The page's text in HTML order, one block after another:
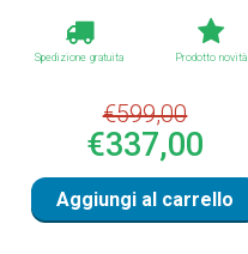
Spedizione gratuita Prodotto novità
€599,00
€337,00
Aggiungi al carrello